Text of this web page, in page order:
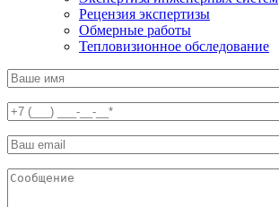
Рецензия экспертизы
Обмерные работы
Тепловизионное обследование